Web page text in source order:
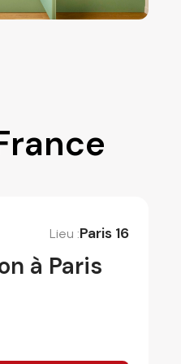
Lieu :Paris 16
à Paris